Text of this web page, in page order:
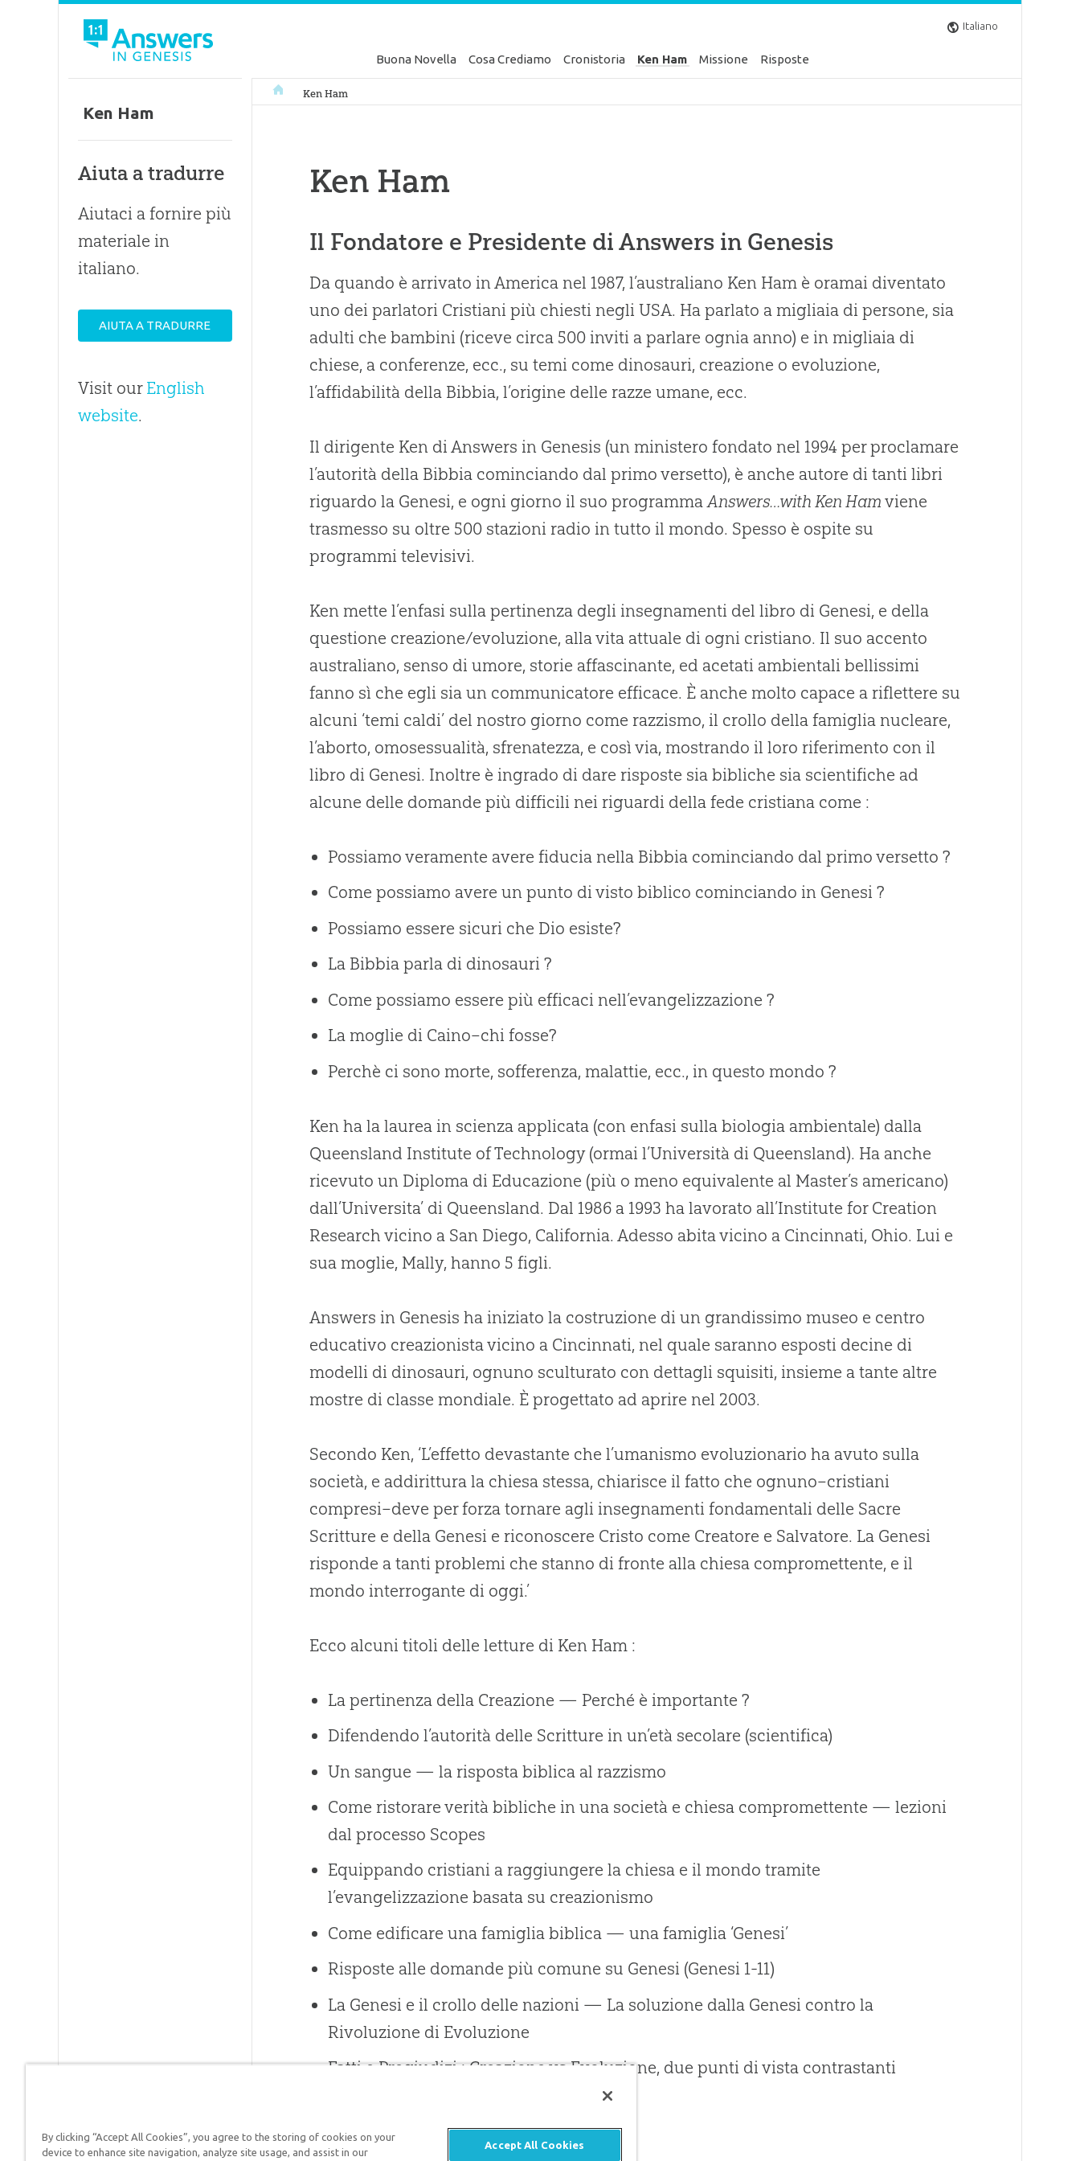
Italiano
Buona Novella Cosa Crediamo Cronistoria Ken Ham Missione Risposte
Answers In Genesis Italiano
Ken Ham
Ken Ham
Il Fondatore e Presidente di Answers in Genesis
Da quando è arrivato in America nel 1987, l’australiano Ken Ham è oramai diventato
uno dei parlatori Cristiani più chiesti negli USA. Ha parlato a migliaia di persone, sia
adulti che bambini (riceve circa 500 inviti a parlare ognia anno) e in migliaia di
chiese, a conferenze, ecc., su temi come dinosauri, creazione o evoluzione,
l’affidabilità della Bibbia, l’origine delle razze umane, ecc.
Il dirigente Ken di Answers in Genesis (un ministero fondato nel 1994 per proclamare
l’autorità della Bibbia cominciando dal primo versetto), è anche autore di tanti libri
riguardo la Genesi, e ogni giorno il suo programmaAnswers…with Ken Ham viene
trasmesso su oltre 500 stazioni radio in tutto il mondo. Spesso è ospite su
programmi televisivi.
Ken mette l’enfasi sulla pertinenza degli insegnamenti del libro di Genesi, e della
questione creazione/evoluzione, alla vita attuale di ogni cristiano. Il suo accento
australiano, senso di umore, storie affascinante, ed acetati ambientali bellissimi
fanno sì che egli sia un communicatore efficace. È anche molto capace a riflettere su
alcuni ‘temi caldi’ del nostro giorno come razzismo, il crollo della famiglia nucleare,
l’aborto, omosessualità, sfrenatezza, e così via, mostrando il loro riferimento con il
libro di Genesi. Inoltre è ingrado di dare risposte sia bibliche sia scientifiche ad
alcune delle domande più difficili nei riguardi della fede cristiana come :
Possiamo veramente avere fiducia nella Bibbia cominciando dal primo versetto ?
Come possiamo avere un punto di visto biblico cominciando in Genesi ?
Possiamo essere sicuri che Dio esiste?
La Bibbia parla di dinosauri ?
Come possiamo essere più efficaci nell’evangelizzazione ?
La moglie di Caino–chi fosse?
Perchè ci sono morte, sofferenza, malattie, ecc., in questo mondo ?
Ken ha la laurea in scienza applicata (con enfasi sulla biologia ambientale) dalla
Queensland Institute of Technology (ormai l’Università di Queensland). Ha anche
ricevuto un Diploma di Educazione (più o meno equivalente al Master’s americano)
dall’Universita’ di Queensland. Dal 1986 a 1993 ha lavorato all’Institute for Creation
Research vicino a San Diego, California. Adesso abita vicino a Cincinnati, Ohio. Lui e
sua moglie, Mally, hanno 5 figli.
Answers in Genesis ha iniziato la costruzione di un grandissimo museo e centro
educativo creazionista vicino a Cincinnati, nel quale saranno esposti decine di
modelli di dinosauri, ognuno sculturato con dettagli squisiti, insieme a tante altre
mostre di classe mondiale. È progettato ad aprire nel 2003.
Secondo Ken, ‘L’effetto devastante che l’umanismo evoluzionario ha avuto sulla
società, e addirittura la chiesa stessa, chiarisce il fatto che ognuno–cristiani
compresi–deve per forza tornare agli insegnamenti fondamentali delle Sacre
Scritture e della Genesi e riconoscere Cristo come Creatore e Salvatore. La Genesi
risponde a tanti problemi che stanno di fronte alla chiesa compromettente, e il
mondo interrogante di oggi.’
Ecco alcuni titoli delle letture di Ken Ham :
La pertinenza della Creazione — Perché è importante ?
Difendendo l’autorità delle Scritture in un’età secolare (scientifica)
Un sangue — la risposta biblica al razzismo
Come ristorare verità bibliche in una società e chiesa compromettente — lezioni
dal processo Scopes
Equippando cristiani a raggiungere la chiesa e il mondo tramite
l’evangelizzazione basata su creazionismo
Come edificare una famiglia biblica — una famiglia ‘Genesi’
Risposte alle domande più comune su Genesi (Genesi 1-11)
La Genesi e il crollo delle nazioni — La soluzione dalla Genesi contro la
Rivoluzione di Evoluzione
Fatti e Pregiudizi : Creazione vs Evoluzione, due punti di vista contrastanti
Cosa è successo davvero ai dinosauri ?
Ken Ham
Aiuta a tradurre
Aiutaci a fornire più
materiale in
italiano.
AIUTA A TRADURRE
Visit our English
website.
By clicking “Accept All Cookies”, you agree to the storing of cookies on your
device to enhance site navigation, analyze site usage, and assist in our
Accept All Cookies